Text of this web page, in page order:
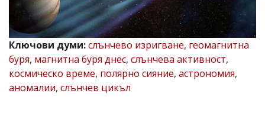
Главен
редактор:
Иван
Колев,
email:
Коментарите
Ключови думи:слънчево изригване, геомагнитна
буря, магнитна буря днес, слънчева активност,
космическо време, полярно сияние, астрономия,
аномалии, слънчев цикъл